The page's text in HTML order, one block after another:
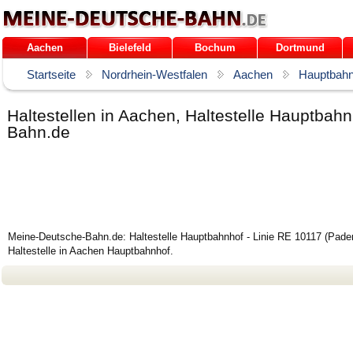
Aachen Bielefeld Bochum Dortmund
Startseite Nordrhein-Westfalen Aachen
Haltestellen in Aachen, Haltestelle
Bahn.de
Meine-Deutsche-Bahn.de: Haltestelle Hauptbahnhof - Linie RE 10117
Haltestelle in Aachen Hauptbahnhof.